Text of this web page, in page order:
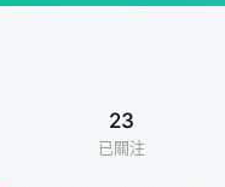
23
已關注